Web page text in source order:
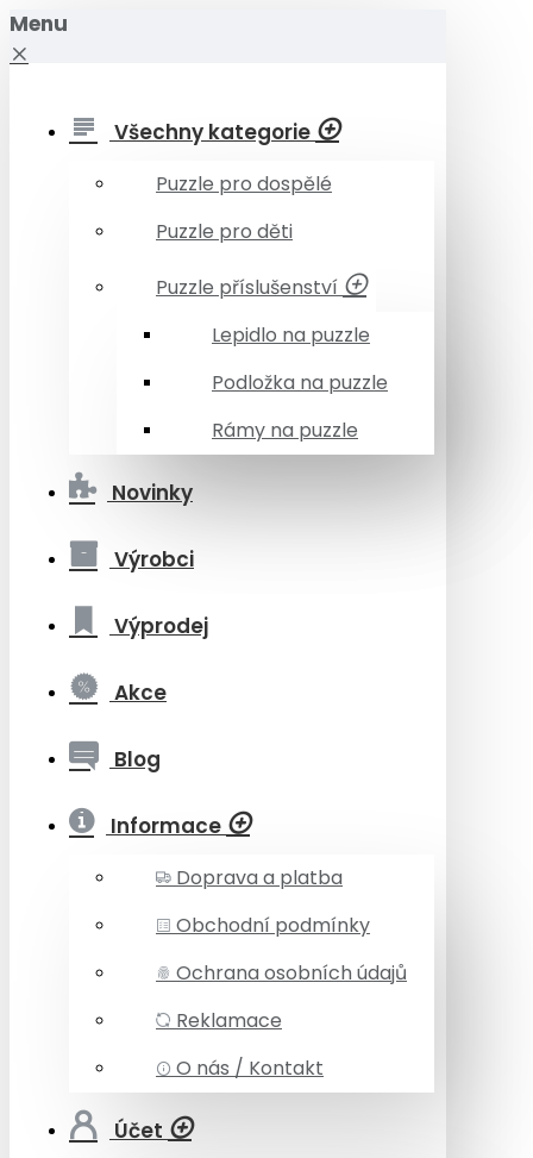
Menu
Všechny kategorie
Puzzle pro dospělé
Puzzle pro děti
Puzzle příslušenství
Lepidlo na puzzle
Podložka na puzzle
Rámy na puzzle
Novinky
Výrobci
Výprodej
Akce
Blog
Informace
Doprava a platba
Obchodní podmínky
Ochrana osobních údajů
Reklamace
O nás / Kontakt
Účet